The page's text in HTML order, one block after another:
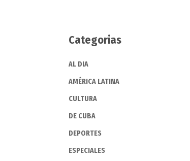
Categorias
AL DIA
AMÉRICA LATINA
CULTURA
DE CUBA
DEPORTES
ESPECIALES